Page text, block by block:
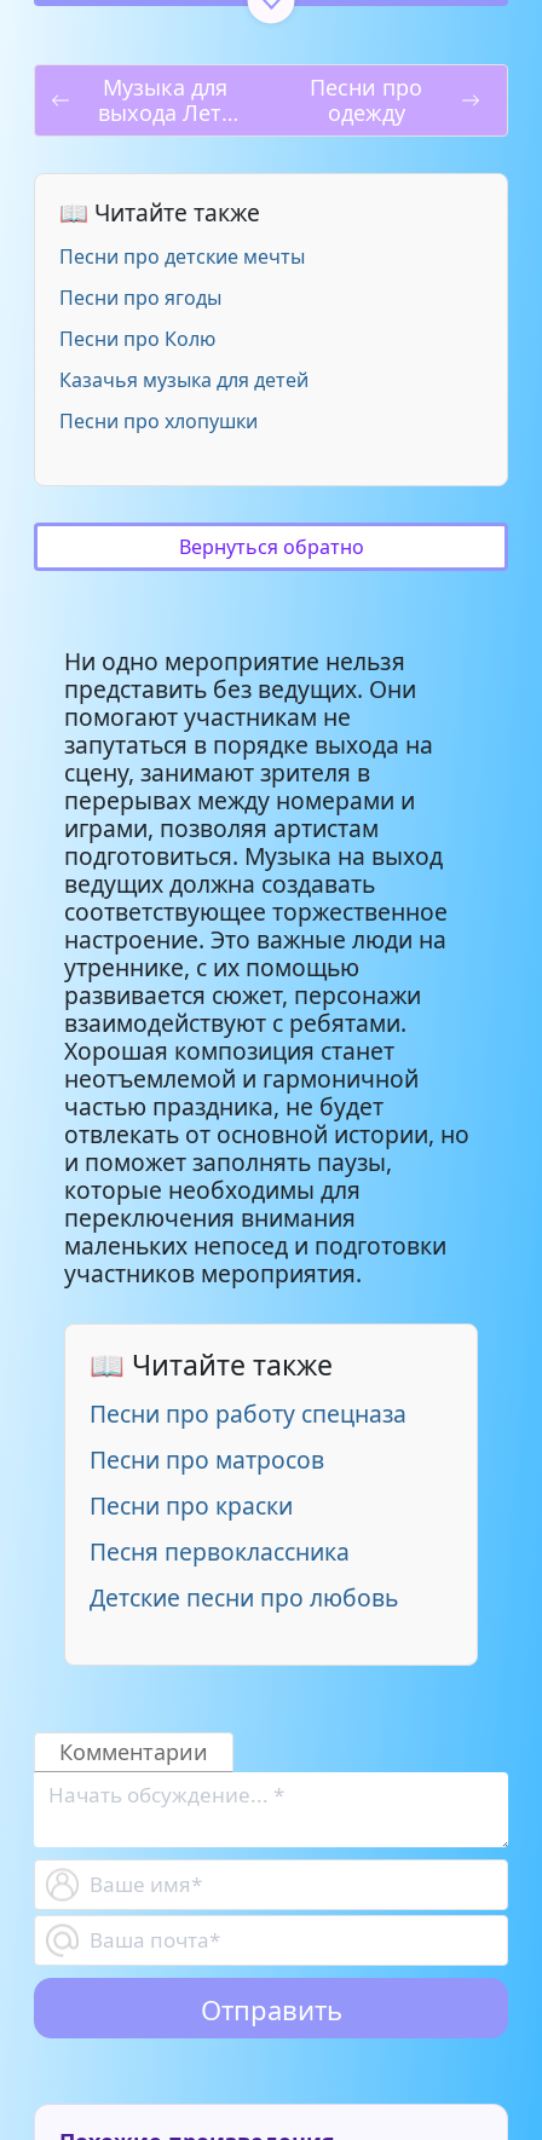
Фанфары 0:31
осени
1:44
Выход ведущих - динамичная
музыка
Русская рулетка - Выход
ведущего + фон
Веселый выход ведущих
Начало нового года - Выход
Музыка для
выхода Лета
на утреннике
Песни про
одежду
📖 Читайте также
Песни про детские мечты
Песни про ягоды
Песни про Колю
Казачья музыка для детей
Песни про хлопушки
Вернуться обратно
Ни одно мероприятие нельзя
представить без ведущих. Они
помогают участникам не
запутаться в порядке выхода на
сцену, занимают зрителя в
перерывах между номерами и
играми, позволяя артистам
подготовиться. Музыка на выход
ведущих должна создавать
соответствующее торжественное
настроение. Это важные люди на
утреннике, с их помощью
развивается сюжет, персонажи
взаимодействуют с ребятами.
Хорошая композиция станет
неотъемлемой и гармоничной
частью праздника, не будет
отвлекать от основной истории, но
и поможет заполнять паузы,
которые необходимы для
переключения внимания
маленьких непосед и подготовки
участников мероприятия.
📖 Читайте также
Песни про работу спецназа
Песни про матросов
Песни про краски
Песня первоклассника
Детские песни про любовь
Комментарии